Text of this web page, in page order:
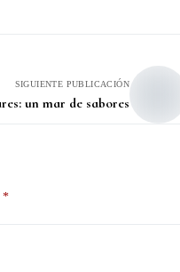
SIGUIENTE PUBLICACIÓN
un mar de sabores
*